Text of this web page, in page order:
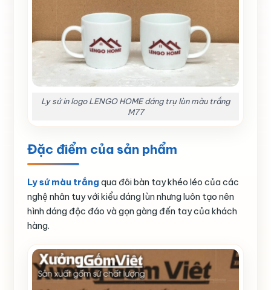
Ly sứ in logo LENGO HOME dáng trụ lùn màu trắng
M77
Đặc điểm của sản phẩm
Ly sứ màu trắng qua đôi bàn tay khéo léo của các
nghệ nhân tuy với kiểu dáng lùn nhưng luôn tạo nên
hình dáng độc đáo và gọn gàng đến tay của khách
hàng.